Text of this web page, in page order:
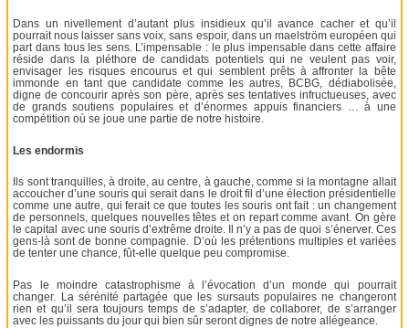
Dans un nivellement d’autant plus insidieux qu’il avance cacher et qu’il
pourrait nous laisser sans voix, sans espoir, dans un maelström européen qui
part dans tous les sens. L’impensable : le plus impensable dans cette affaire
réside dans la pléthore de candidats potentiels qui ne veulent pas voir,
envisager les risques encourus et qui semblent prêts à affronter la bête
immonde en tant que candidate comme les autres, BCBG, dédiabolisée,
digne de concourir après son père, après ses tentatives infructueuses, avec
de grands soutiens populaires et d’énormes appuis financiers … à une
compétition où se joue une partie de notre histoire.
Les endormis
Ils sont tranquilles, à droite, au centre, à gauche, comme si la montagne allait
accoucher d’une souris qui serait dans le droit fil d’une élection présidentielle
comme une autre, qui ferait ce que toutes les souris ont fait : un changement
de personnels, quelques nouvelles têtes et on repart comme avant. On gère
le capital avec une souris d’extrême droite. Il n’y a pas de quoi s’énerver. Ces
gens-là sont de bonne compagnie. D’où les prétentions multiples et variées
de tenter une chance, fût-elle quelque peu compromise.
Pas le moindre catastrophisme à l’évocation d’un monde qui pourrait
changer. La sérénité partagée que les sursauts populaires ne changeront
rien et qu’il sera toujours temps de s’adapter, de collaborer, de s’arranger
avec les puissants du jour qui bien sûr seront dignes de notre allégeance.